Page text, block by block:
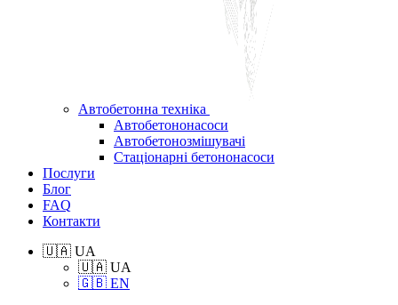
Автобетонна техніка
Автобетононасоси
Автобетонозмішувачі
Стаціонарні бетононасоси
Послуги
Блог
FAQ
Контакти
🇺🇦 UA
🇺🇦 UA
🇬🇧 EN